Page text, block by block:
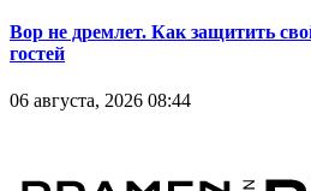
Вор не дремлет. Как защитить
гостей
06 августа, 2026 08:44